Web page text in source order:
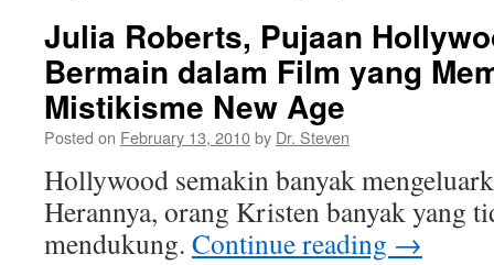
Julia Roberts, Pujaan
Bermain dalam Film yang
Mistikisme New Age
Posted on February 13, 2010by Dr. Steven
Hollywood semakin banyak
Herannya, orang Kristen banyak yang
mendukung. Continue reading →